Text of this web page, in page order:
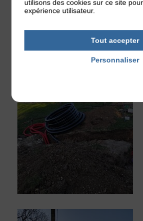
utilisons des cookies sur ce site
expérience utilisateur.
Tout accepter
Personnaliser